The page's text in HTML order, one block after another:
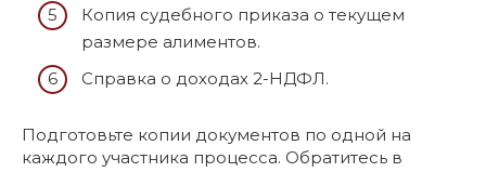
Копия судебного приказа о текущем
размере алиментов.
Справка о доходах 2-НДФЛ.
Подготовьте копии документов по одной на
каждого участника процесса. Обратитесь в